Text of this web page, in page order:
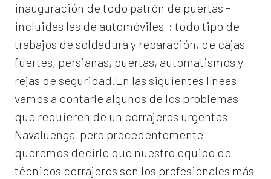
inauguración de todo patrón de puertas -
incluidas las de automóviles-; todo tipo de
trabajos de soldadura y reparación, de cajas
fuertes, persianas, puertas, automatismos y
rejas de seguridad.En las siguientes líneas
vamos a contarle algunos de los problemas
que requieren de un cerrajeros urgentes
Navaluenga pero precedentemente
queremos decirle que nuestro equipo de
técnicos cerrajeros son los profesionales más